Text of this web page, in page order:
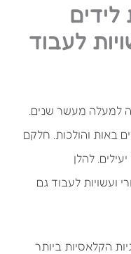
לעבוד
למעלה מעשר שנים.
באות והולכות. חלקם
להלן
ועשויות לעבוד גם
הקלאסיות ביותר